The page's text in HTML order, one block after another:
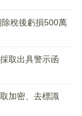
除稅後虧損500萬
取出具警示函
加密、去標識